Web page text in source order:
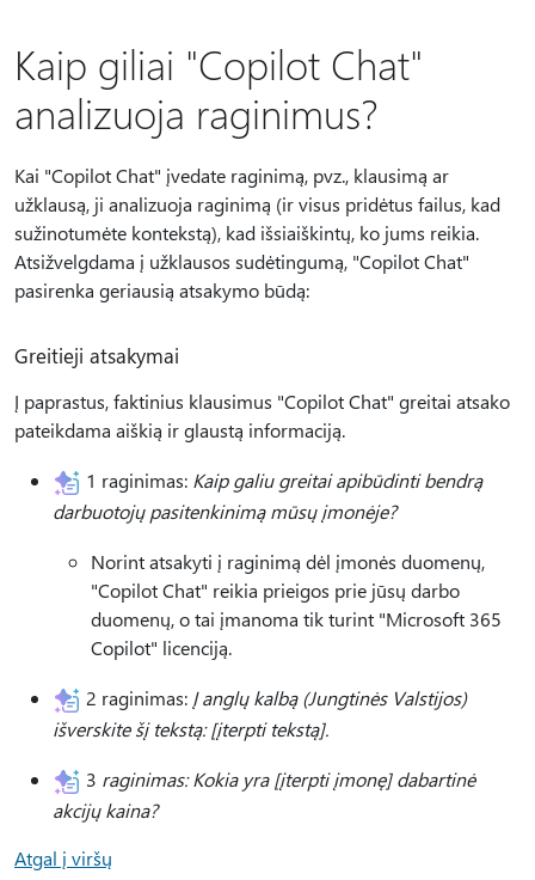
Kaip giliai "Copilot Chat"
analizuoja raginimus?
Kai "Copilot Chat" įvedate raginimą, pvz., klausimą ar
užklausą, ji analizuoja raginimą (ir visus pridėtus failus, kad
sužinotumėte kontekstą), kad išsiaiškintų, ko jums reikia.
Atsižvelgdama į užklausos sudėtingumą, "Copilot Chat"
pasirenka geriausią atsakymo būdą:
Greitieji atsakymai
Į paprastus, faktinius klausimus "Copilot Chat" greitai atsako
pateikdama aiškią ir glaustą informaciją.
1 raginimas: Kaip galiu greitai apibūdinti bendrą
darbuotojų pasitenkinimą mūsų įmonėje?
Norint atsakyti į raginimą dėl įmonės duomenų,
"Copilot Chat" reikia prieigos prie jūsų darbo
duomenų, o tai įmanoma tik turint "Microsoft 365
Copilot" licenciją.
2 raginimas: Į anglų kalbą (Jungtinės Valstijos)
išverskite šį tekstą: [įterpti tekstą].
3 raginimas: Kokia yra [įterpti įmonę] dabartinė
akcijų kaina?
Atgal į viršų